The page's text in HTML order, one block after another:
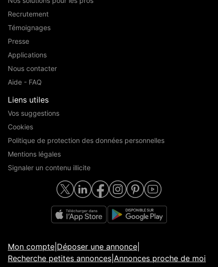
Recrutement
Témoignages
Presse
Applications
Nous contacter
Aide - FAQ
Liens utiles
Vos suggestions
Cookies
Politique de protection des données personnelles
Mentions légales
Signaler un contenu illicite
Mon compte Déposer une annonce
Recherche petites annonces Annonces proche de moi